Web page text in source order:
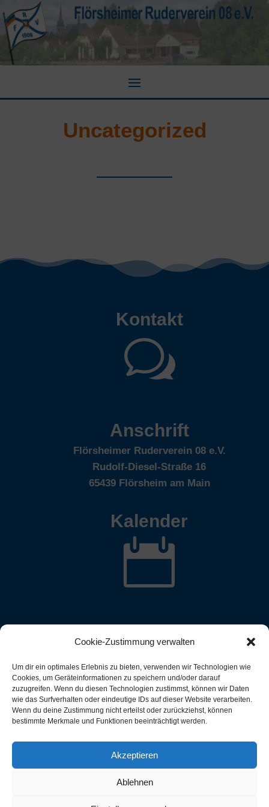
Cookie-Zustimmung verwalten
Um dir ein optimales Erlebnis zu bieten, verwenden wir Technologien wie
Cookies, um Geräteinformationen zu speichern und/oder darauf
zuzugreifen. Wenn du diesen Technologien zustimmst, können wir Daten
wie das Surfverhalten oder eindeutige IDs auf dieser Website verarbeiten.
Wenn du deine Zustimmung nicht erteilst oder zurückziehst, können
bestimmte Merkmale und Funktionen beeinträchtigt werden.
Akzeptieren
Ablehnen
Uncategorized
Kontakt
w
Anschrift
Flörsheimer Ruderverein 08 e.V.
Rudolf-Diesel-Straße 16
65439 Flörsheim am Main
Kalender
